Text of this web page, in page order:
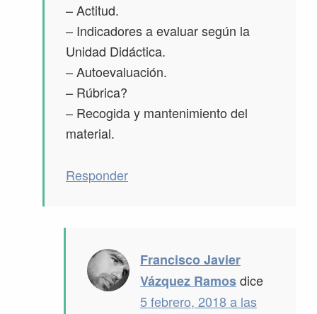
– ‎Actitud.
– ‎Indicadores a evaluar según la
Unidad Didáctica.
– ‎Autoevaluación.
– ‎Rúbrica?
– ‎Recogida y mantenimiento del
material.
Responder
Francisco Javier
Vázquez Ramosdice
5 febrero, 2018 a las